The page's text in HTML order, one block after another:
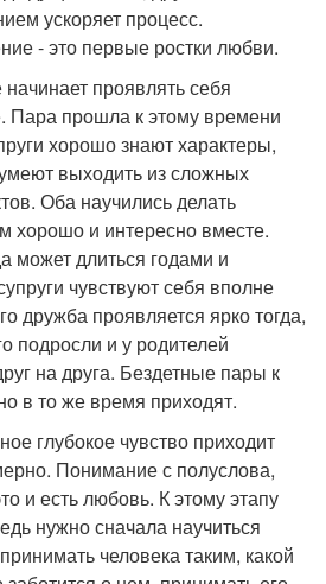
ускоряет процесс.
- это первые ростки любви.
проявлять себя
Пара прошла к этому времени
хорошо знают характеры,
выходить из сложных
Оба научились делать
хорошо и интересно вместе.
может длиться годами и
чувствуют себя вполне
дружба проявляется ярко тогда,
подросли и у родителей
на друга. Бездетные пары к
в то же время приходят.
глубокое чувство приходит
Понимание с полуслова,
и есть любовь. К этому этапу
нужно сначала научиться
человека таким, какой